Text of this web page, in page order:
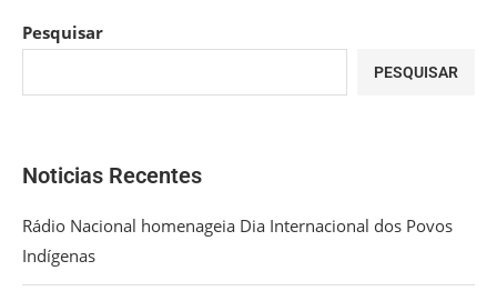
Pesquisar
PESQUISAR
Noticias Recentes
Rádio Nacional homenageia Dia Internacional dos Povos
Indígenas